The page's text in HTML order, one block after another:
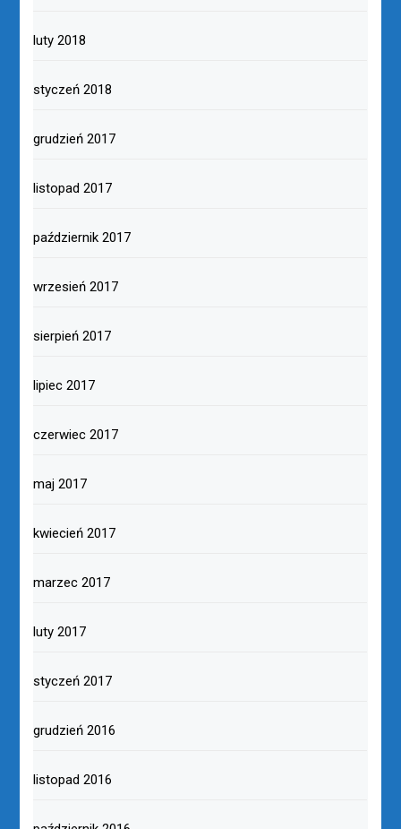
luty 2018
styczeń 2018
grudzień 2017
listopad 2017
październik 2017
wrzesień 2017
sierpień 2017
lipiec 2017
czerwiec 2017
maj 2017
kwiecień 2017
marzec 2017
luty 2017
styczeń 2017
grudzień 2016
listopad 2016